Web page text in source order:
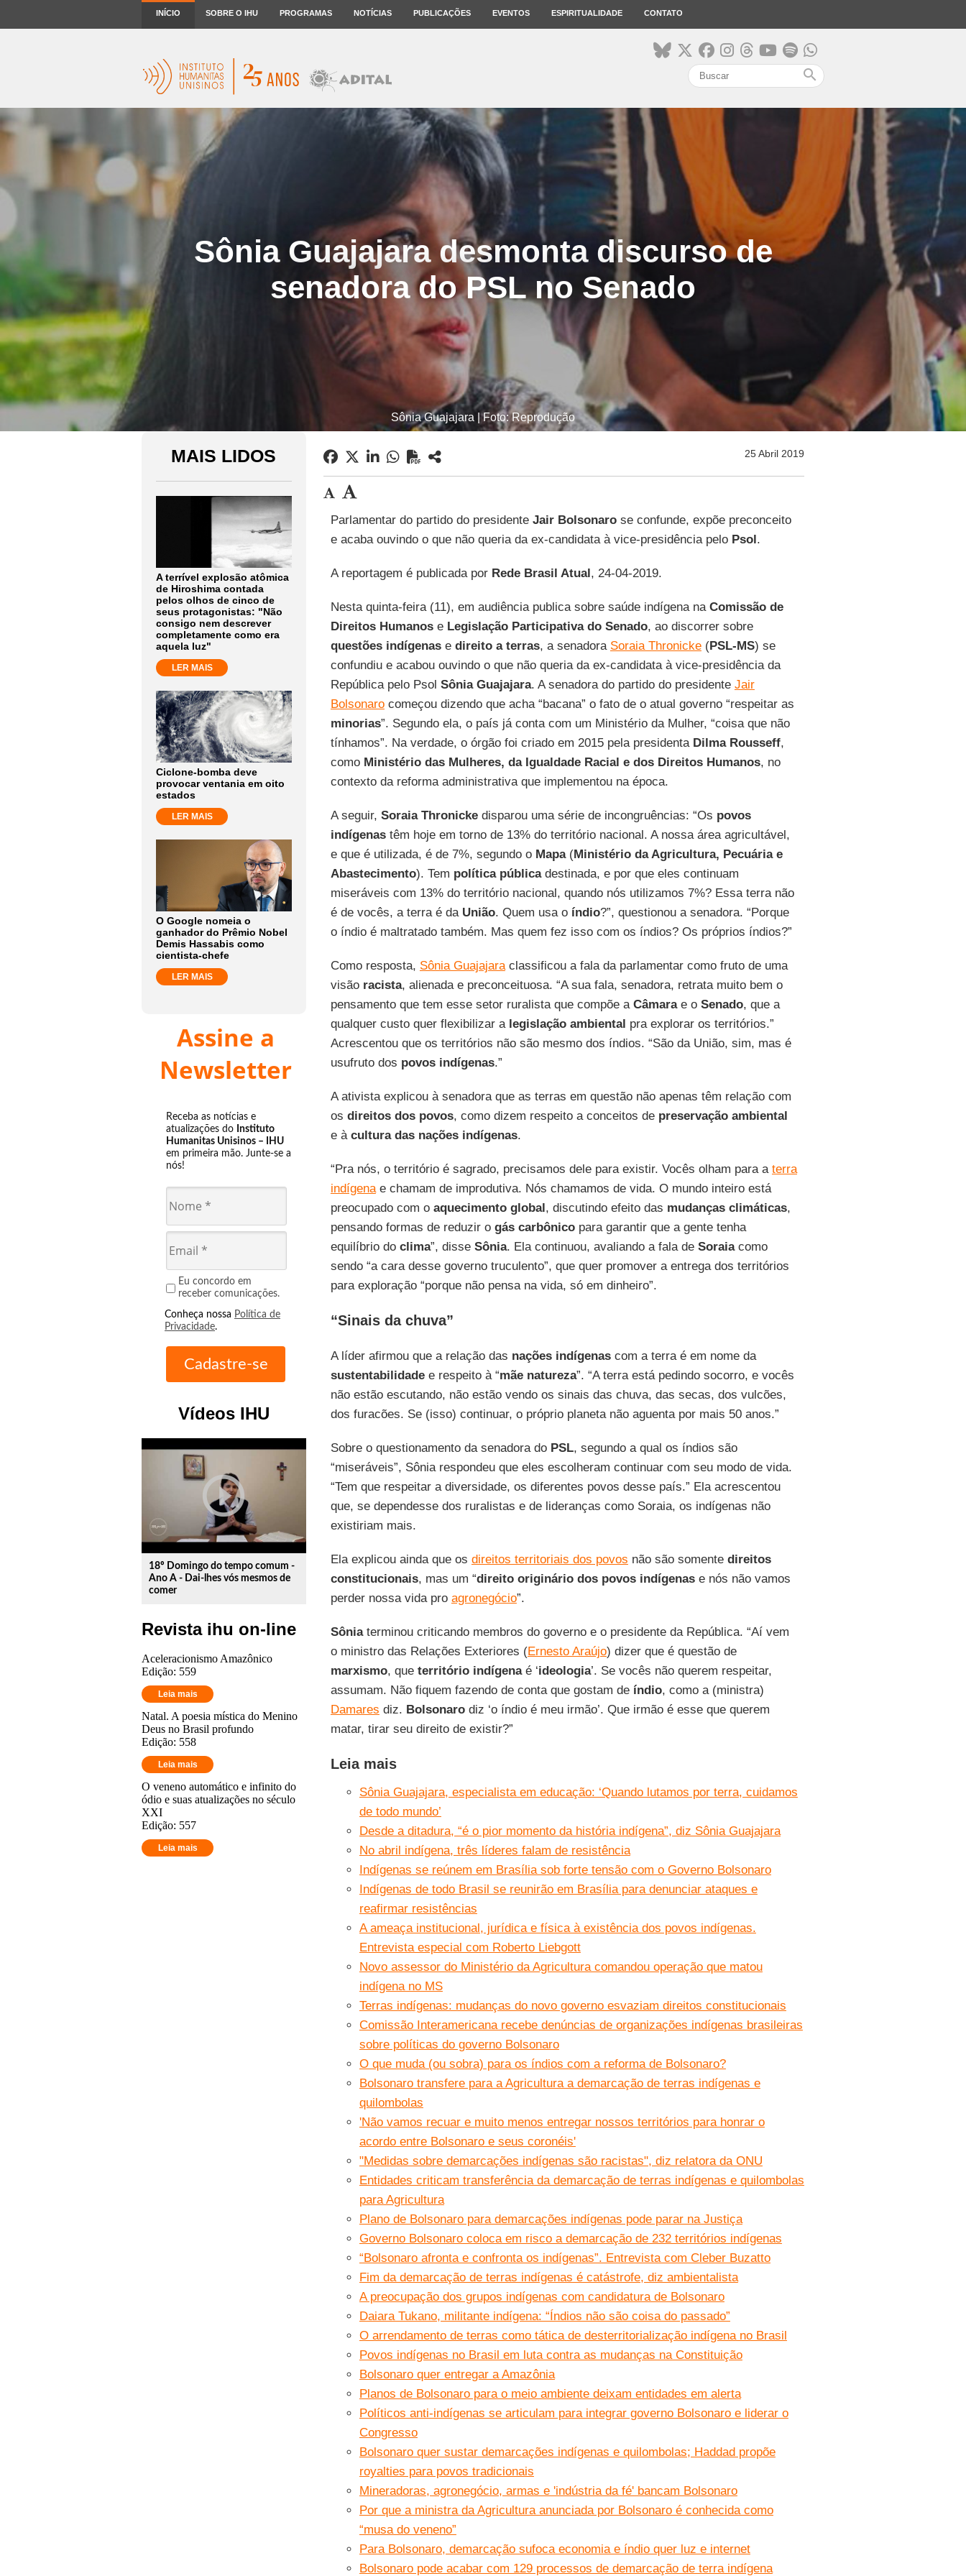
INÍCIO SOBRE O IHU PROGRAMAS NOTÍCIAS PUBLICAÇÕES EVENTOS ESPIRITUALIDADE CONTATO
search
Sônia Guajajara desmonta discurso de
senadora do PSL no Senado
Sônia Guajajara | Foto: Reprodução
MAIS LIDOS
A terrível explosão atômica
de Hiroshima contada
pelos olhos de cinco de
seus protagonistas: "Não
consigo nem descrever
completamente como era
aquela luz"
LER MAIS
Ciclone-bomba deve
provocar ventania em oito
estados
LER MAIS
O Google nomeia o
ganhador do Prêmio Nobel
Demis Hassabis como
cientista-chefe
LER MAIS
Assine a
Newsletter
Receba as notícias e
atualizações do Instituto
Humanitas Unisinos – IHU
em primeira mão. Junte-se a
nós!
Eu concordo em
receber comunicações.
Conheça nossa Política de
Privacidade.
Vídeos IHU
play_circle_outline
18º Domingo do tempo comum -
Ano A - Dai-lhes vós mesmos de
comer
Revista ihu on-line
Aceleracionismo Amazônico
Edição: 559
Leia mais
Natal. A poesia mística do Menino
Deus no Brasil profundo
Edição: 558
Leia mais
O veneno automático e infinito do
ódio e suas atualizações no século
XXI
Edição: 557
Leia mais
25 Abril 2019
Parlamentar do partido do presidente Jair Bolsonarose confunde, expõe preconceito
e acaba ouvindo o que não queria da ex-candidata à vice-presidência pelo Psol.
A reportagem é publicada por Rede Brasil Atual, 24-04-2019.
Nesta quinta-feira (11), em audiência publica sobre saúde indígena na Comissão de
Direitos Humanose Legislação Participativa do Senado, ao discorrer sobre
questões indígenase direito a terras, a senadora Soraia Thronicke(PSL-MS) se
confundiu e acabou ouvindo o que não queria da ex-candidata à vice-presidência da
República pelo Psol Sônia Guajajara. A senadora do partido do presidente Jair
Bolsonarocomeçou dizendo que acha “bacana” o fato de o atual governo “respeitar as
minorias”. Segundo ela, o país já conta com um Ministério da Mulher, “coisa que não
tínhamos”. Na verdade, o órgão foi criado em 2015 pela presidenta Dilma Rousseff,
como Ministério das Mulheres, da Igualdade Racial e dos Direitos Humanos, no
contexto da reforma administrativa que implementou na época.
A seguir, Soraia Thronickedisparou uma série de incongruências: “Os povos
indígenastêm hoje em torno de 13% do território nacional. A nossa área agricultável,
e que é utilizada, é de 7%, segundo o Mapa(Ministério da Agricultura, Pecuária e
Abastecimento). Tem política públicadestinada, e por que eles continuam
miseráveis com 13% do território nacional, quando nós utilizamos 7%? Essa terra não
é de vocês, a terra é da União. Quem usa o índio?”, questionou a senadora. “Porque
o índio é maltratado também. Mas quem fez isso com os índios? Os próprios índios?”
Como resposta, Sônia Guajajaraclassificou a fala da parlamentar como fruto de uma
visão racista, alienada e preconceituosa. “A sua fala, senadora, retrata muito bem o
pensamento que tem esse setor ruralista que compõe a Câmarae o Senado, que a
qualquer custo quer flexibilizar a legislação ambiental pra explorar os territórios.”
Acrescentou que os territórios não são mesmo dos índios. “São da União, sim, mas é
usufruto dos povos indígenas.”
A ativista explicou à senadora que as terras em questão não apenas têm relação com
os direitos dos povos, como dizem respeito a conceitos de preservação ambiental
e à cultura das nações indígenas.
“Pra nós, o território é sagrado, precisamos dele para existir. Vocês olham para a terra
indígenae chamam de improdutiva. Nós chamamos de vida. O mundo inteiro está
preocupado com o aquecimento global, discutindo efeito das mudanças climáticas,
pensando formas de reduzir o gás carbônicopara garantir que a gente tenha
equilíbrio do clima”, disse Sônia. Ela continuou, avaliando a fala de Soraiacomo
sendo “a cara desse governo truculento”, que quer promover a entrega dos territórios
para exploração “porque não pensa na vida, só em dinheiro”.
“Sinais da chuva”
A líder afirmou que a relação das nações indígenascom a terra é em nome da
sustentabilidadee respeito à “mãe natureza”. “A terra está pedindo socorro, e vocês
não estão escutando, não estão vendo os sinais das chuva, das secas, dos vulcões,
dos furacões. Se (isso) continuar, o próprio planeta não aguenta por mais 50 anos.”
Sobre o questionamento da senadora do PSL, segundo a qual os índios são
“miseráveis”, Sônia respondeu que eles escolheram continuar com seu modo de vida.
“Tem que respeitar a diversidade, os diferentes povos desse país.” Ela acrescentou
que, se dependesse dos ruralistas e de lideranças como Soraia, os indígenas não
existiriam mais.
Ela explicou ainda que os direitos territoriais dos povos não são somente direitos
constitucionais, mas um “direito originário dos povos indígenase nós não vamos
perder nossa vida pro agronegócio”.
Sôniaterminou criticando membros do governo e o presidente da República. “Aí vem
o ministro das Relações Exteriores (Ernesto Araújo) dizer que é questão de
marxismo, que território indígenaé ‘ideologia’. Se vocês não querem respeitar,
assumam. Não fiquem fazendo de conta que gostam de índio, como a (ministra)
Damares diz. Bolsonarodiz ‘o índio é meu irmão’. Que irmão é esse que querem
matar, tirar seu direito de existir?”
Leia mais
Sônia Guajajara, especialista em educação: ‘Quando lutamos por terra, cuidamos
de todo mundo’
Desde a ditadura, “é o pior momento da história indígena”, diz Sônia Guajajara
No abril indígena, três líderes falam de resistência
Indígenas se reúnem em Brasília sob forte tensão com o Governo Bolsonaro
Indígenas de todo Brasil se reunirão em Brasília para denunciar ataques e
reafirmar resistências
A ameaça institucional, jurídica e física à existência dos povos indígenas.
Entrevista especial com Roberto Liebgott
Novo assessor do Ministério da Agricultura comandou operação que matou
indígena no MS
Terras indígenas: mudanças do novo governo esvaziam direitos constitucionais
Comissão Interamericana recebe denúncias de organizações indígenas brasileiras
sobre políticas do governo Bolsonaro
O que muda (ou sobra) para os índios com a reforma de Bolsonaro?
Bolsonaro transfere para a Agricultura a demarcação de terras indígenas e
quilombolas
'Não vamos recuar e muito menos entregar nossos territórios para honrar o
acordo entre Bolsonaro e seus coronéis'
"Medidas sobre demarcações indígenas são racistas", diz relatora da ONU
Entidades criticam transferência da demarcação de terras indígenas e quilombolas
para Agricultura
Plano de Bolsonaro para demarcações indígenas pode parar na Justiça
Governo Bolsonaro coloca em risco a demarcação de 232 territórios indígenas
“Bolsonaro afronta e confronta os indígenas”. Entrevista com Cleber Buzatto
Fim da demarcação de terras indígenas é catástrofe, diz ambientalista
A preocupação dos grupos indígenas com candidatura de Bolsonaro
Daiara Tukano, militante indígena: “Índios não são coisa do passado”
O arrendamento de terras como tática de desterritorialização indígena no Brasil
Povos indígenas no Brasil em luta contra as mudanças na Constituição
Bolsonaro quer entregar a Amazônia
Planos de Bolsonaro para o meio ambiente deixam entidades em alerta
Políticos anti-indígenas se articulam para integrar governo Bolsonaro e liderar o
Congresso
Bolsonaro quer sustar demarcações indígenas e quilombolas; Haddad propõe
royalties para povos tradicionais
Mineradoras, agronegócio, armas e 'indústria da fé' bancam Bolsonaro
Por que a ministra da Agricultura anunciada por Bolsonaro é conhecida como
“musa do veneno”
Para Bolsonaro, demarcação sufoca economia e índio quer luz e internet
Bolsonaro pode acabar com 129 processos de demarcação de terra indígena